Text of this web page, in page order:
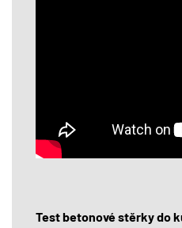
Test betonové stěrky do